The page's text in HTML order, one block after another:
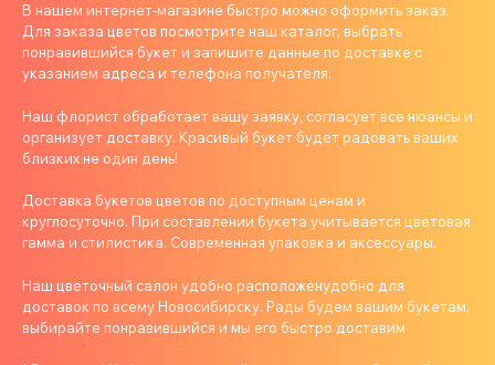
В нашем интернет-магазине быстро можно оформить заказ.
Для заказа цветов посмотрите наш каталог, выбрать
понравившийся букет и запишите данные по доставке с
указанием адреса и телефона получателя.
Наш флорист обработает вашу заявку, согласует все нюансы и
организует доставку. Красивый букет будет радовать ваших
близких не один день!
Доставка букетов цветов по доступным ценам и
круглосуточно. При составлении букета учитывается цветовая
гамма и стилистика. Современная упаковка и аксессуары.
Наш цветочный салон удобно расположенудобно для
доставок по всему Новосибирску. Рады будем вашим букетам,
выбирайте понравившийся и мы его быстро доставим